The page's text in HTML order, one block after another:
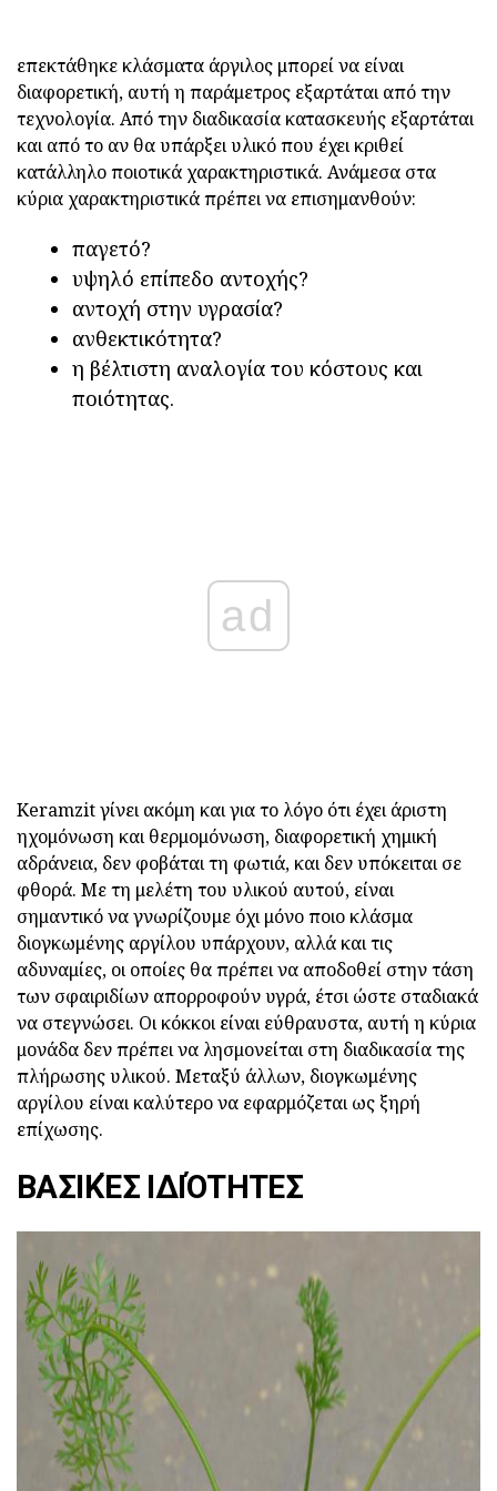
επεκτάθηκε κλάσματα άργιλος μπορεί να είναι
διαφορετική, αυτή η παράμετρος εξαρτάται από την
τεχνολογία. Από την διαδικασία κατασκευής εξαρτάται
και από το αν θα υπάρξει υλικό που έχει κριθεί
κατάλληλο ποιοτικά χαρακτηριστικά. Ανάμεσα στα
κύρια χαρακτηριστικά πρέπει να επισημανθούν:
παγετό?
υψηλό επίπεδο αντοχής?
αντοχή στην υγρασία?
ανθεκτικότητα?
η βέλτιστη αναλογία του κόστους και
ποιότητας.
ad
Keramzit γίνει ακόμη και για το λόγο ότι έχει άριστη
ηχομόνωση και θερμομόνωση, διαφορετική χημική
αδράνεια, δεν φοβάται τη φωτιά, και δεν υπόκειται σε
φθορά. Με τη μελέτη του υλικού αυτού, είναι
σημαντικό να γνωρίζουμε όχι μόνο ποιο κλάσμα
διογκωμένης αργίλου υπάρχουν, αλλά και τις
αδυναμίες, οι οποίες θα πρέπει να αποδοθεί στην τάση
των σφαιριδίων απορροφούν υγρά, έτσι ώστε σταδιακά
να στεγνώσει. Οι κόκκοι είναι εύθραυστα, αυτή η κύρια
μονάδα δεν πρέπει να λησμονείται στη διαδικασία της
πλήρωσης υλικού. Μεταξύ άλλων, διογκωμένης
αργίλου είναι καλύτερο να εφαρμόζεται ως ξηρή
επίχωσης.
ΒΑΣΙΚΈΣ ΙΔΙΌΤΗΤΕΣ